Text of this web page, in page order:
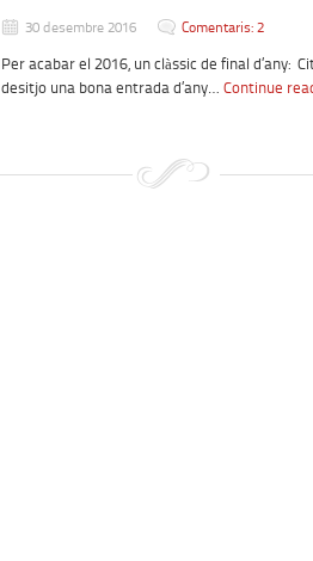
30 desembre 2016 Comentaris: 2
Per acabar el 2016, un clàssic de final d’any:
desitjo una bona entrada d’any… Continue